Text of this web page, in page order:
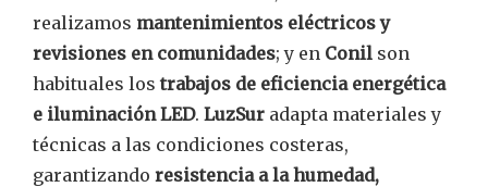
realizamos mantenimientos eléctricos y
revisiones en comunidades; y en Conil son
habituales lostrabajos de eficiencia energética
e iluminación LED. LuzSur adapta materiales y
técnicas a las condiciones costeras,
garantizando resistencia a la humedad,